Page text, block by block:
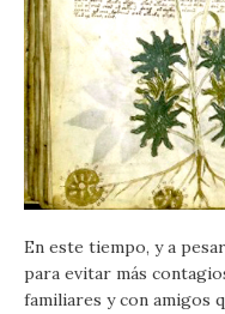
En este tiempo, y a
para evitar más
familiares y con amigos